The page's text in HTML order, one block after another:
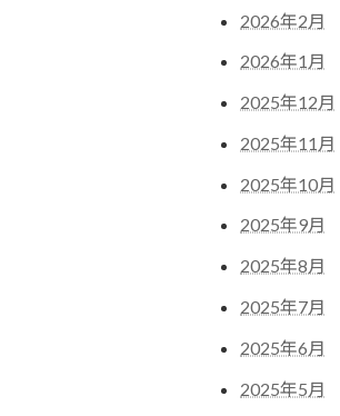
2026年2月
2026年1月
2025年12月
2025年11月
2025年10月
2025年9月
2025年8月
2025年7月
2025年6月
2025年5月